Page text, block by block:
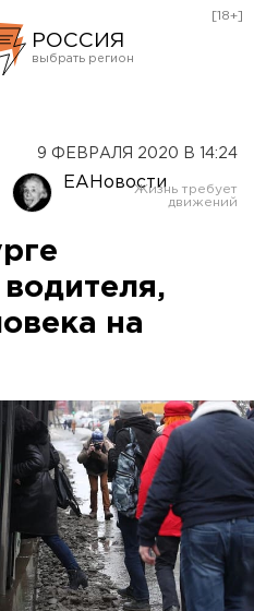
РОССИЯ
Оренбург
[18+]
9 ФЕВРАЛЯ 2020 В 14:24
ЕАНовости
на